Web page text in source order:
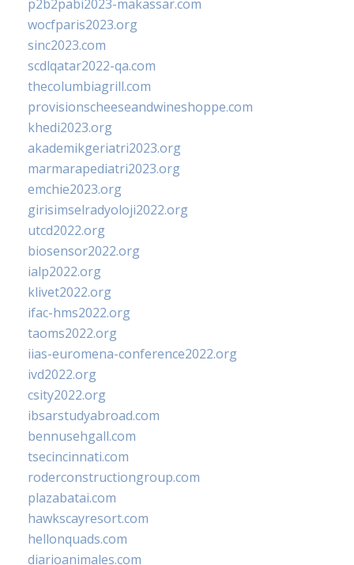
p2b2pabi2023-makassar.com
wocfparis2023.org
sinc2023.com
scdlqatar2022-qa.com
thecolumbiagrill.com
provisionscheeseandwineshoppe.com
khedi2023.org
akademikgeriatri2023.org
marmarapediatri2023.org
emchie2023.org
girisimselradyoloji2022.org
utcd2022.org
biosensor2022.org
ialp2022.org
klivet2022.org
ifac-hms2022.org
taoms2022.org
iias-euromena-conference2022.org
ivd2022.org
csity2022.org
ibsarstudyabroad.com
bennusehgall.com
tsecincinnati.com
roderconstructiongroup.com
plazabatai.com
hawkscayresort.com
hellonquads.com
diarioanimales.com